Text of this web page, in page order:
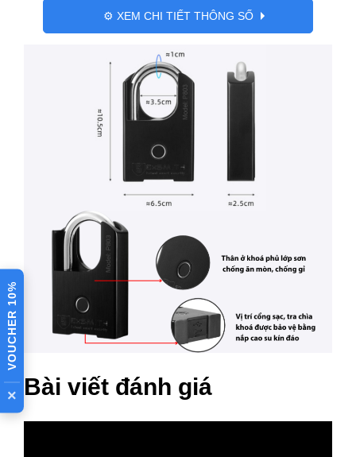
Bài viết đánh giá
thể mở khóa qua internet nếu sử
Có
Chống nước Chống nước theo chuẩn IP67
Càng khóa là thép không gỉ, thân
khóa là hợp kim siêu cứng
TTLock
Hỗ trợ nên
IOS / ANDROID
Dài 10.5cm x Rộng 6.5cm x Cao
2.5cm
⚙️ XEM CHI TIẾT THÔNG SỐ
VOUCHER 10%
×